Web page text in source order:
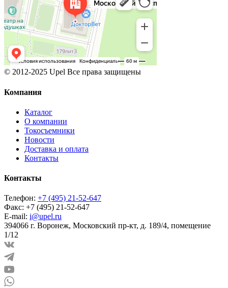
© 2012-2025 Upel Все права защищены
Компания
Каталог
О компании
Токосъемники
Новости
Доставка и оплата
Контакты
Контакты
Телефон: +7 (495) 21-52-647
Факс: +7 (495) 21-52-647
E-mail: i@upel.ru
394066 г. Воронеж, Московский пр-кт, д. 189/4, помещение
1/12